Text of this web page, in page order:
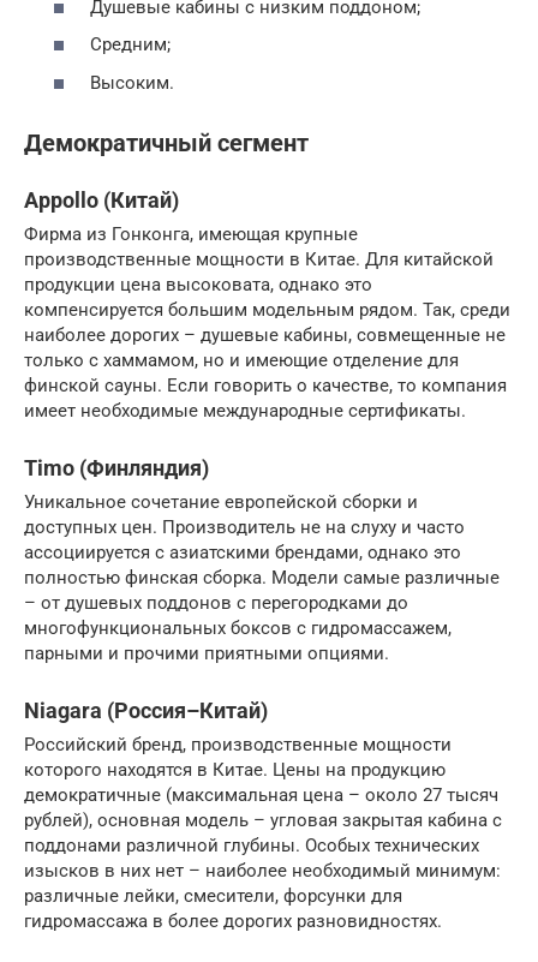
Душевые кабины с низким поддоном;
Средним;
Высоким.
Демократичный сегмент
Appollo (Китай)
Фирма из Гонконга, имеющая крупные
производственные мощности в Китае. Для китайской
продукции цена высоковата, однако это
компенсируется большим модельным рядом. Так, среди
наиболее дорогих – душевые кабины, совмещенные не
только с хаммамом, но и имеющие отделение для
финской сауны. Если говорить о качестве, то компания
имеет необходимые международные сертификаты.
Timo (Финляндия)
Уникальное сочетание европейской сборки и
доступных цен. Производитель не на слуху и часто
ассоциируется с азиатскими брендами, однако это
полностью финская сборка. Модели самые различные
– от душевых поддонов с перегородками до
многофункциональных боксов с гидромассажем,
парными и прочими приятными опциями.
Niagara (Россия–Китай)
Российский бренд, производственные мощности
которого находятся в Китае. Цены на продукцию
демократичные (максимальная цена – около 27 тысяч
рублей), основная модель – угловая закрытая кабина с
поддонами различной глубины. Особых технических
изысков в них нет – наиболее необходимый минимум:
различные лейки, смесители, форсунки для
гидромассажа в более дорогих разновидностях.